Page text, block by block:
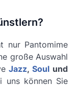
nur Pantomime
große Auswahl
Jazz,Soul und
uns können Sie